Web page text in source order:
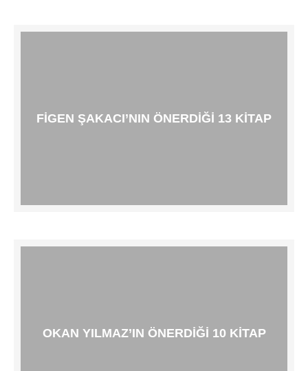
FIGEN ŞAKACI’NIN ÖNERDIĞI 13 KITAP
OKAN YILMAZ’IN ÖNERDIĞI 10 KITAP